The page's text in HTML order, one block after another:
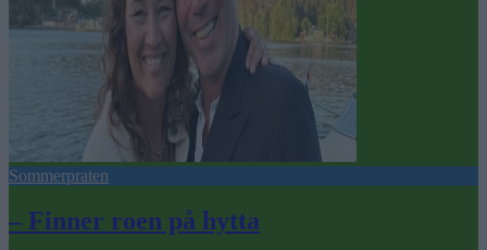
Sommerpraten
– Finner roen på hytta